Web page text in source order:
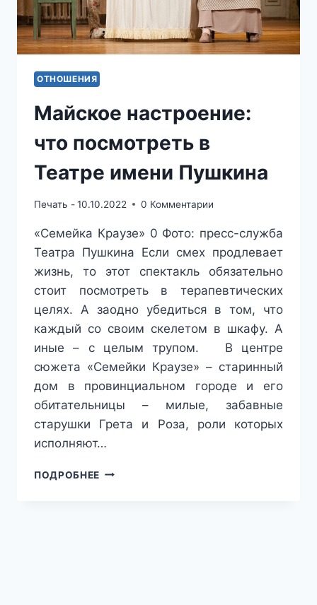
ОТНОШЕНИЯ
Майское настроение:
что посмотреть в
Театре имени Пушкина
Печать -10.10.2022 0 Комментарии
«Семейка Краузе» 0 Фото: пресс-служба
Театра Пушкина Если смех продлевает
жизнь, то этот спектакль обязательно
стоит посмотреть в терапевтических
целях. А заодно убедиться в том, что
каждый со своим скелетом в шкафу. А
иные – с целым трупом. В центре
сюжета «Семейки Краузе» – старинный
дом в провинциальном городе и его
обитательницы – милые, забавные
старушки Грета и Роза, роли которых
исполняют…
ПОДРОБНЕЕ МАЙСКОЕ